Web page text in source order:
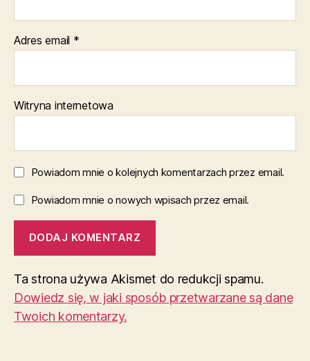
Adres email *
Witryna internetowa
Powiadom mnie o kolejnych komentarzach przez email.
Powiadom mnie o nowych wpisach przez email.
Ta strona używa Akismet do redukcji spamu.
Dowiedz się, w jaki sposób przetwarzane są dane
Twoich komentarzy.